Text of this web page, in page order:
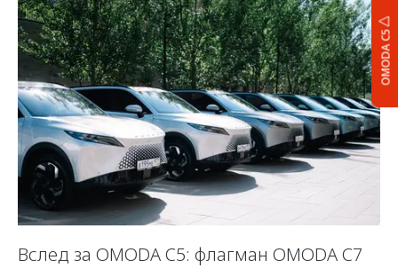
OMODA C5
Вслед за OMODA C5: флагман OMODA C7